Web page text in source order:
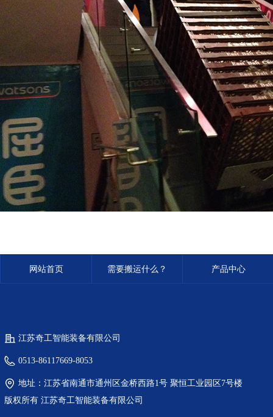
网站首页 需要搬运什么？ 产品中心
江苏奇工智能装备有限公司
0513-86117669-8053
地址： 江苏省南通市通州区金桥西路1号 聚恒工业园区7号楼
版权所有 江苏奇工智能装备有限公司